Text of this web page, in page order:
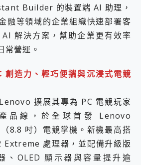
Builder 的裝置端 AI 助理，
融等領域的企業組織快速部署客
解決方案，幫助企業更有效率
常營運。
創造力、輕巧便攜與沉浸式電競
擴展其專為 PC 電競玩家
品線，於全球首發 Lenovo
8.8 吋）電競掌機。新機最高搭
處理器，並配備升級版
、OLED 顯示器與容量提升逾